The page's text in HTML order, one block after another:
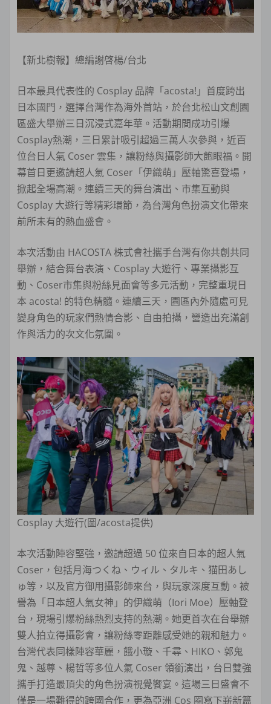
【新北樹報】總編謝啓楊/台北
日本最具代表性的 Cosplay 品牌「acosta!」首度跨出
日本國門，選擇台灣作為海外首站，於台北松山文創園
區盛大舉辦三日沉浸式嘉年華。活動期間成功引爆
Cosplay熱潮，三日累計吸引超過三萬人次參與，近百
位台日人氣 Coser 雲集，讓粉絲與攝影師大飽眼福。開
幕首日更邀請超人氣 Coser「伊織萌」壓軸驚喜登場，
掀起全場高潮。連續三天的舞台演出、市集互動與
Cosplay 大遊行等精彩環節，為台灣角色扮演文化帶來
前所未有的熱血盛會。
本次活動由 HACOSTA 株式會社攜手台灣有你共創共同
舉辦，結合舞台表演、Cosplay 大遊行、專業攝影互
動、Coser市集與粉絲見面會等多元活動，完整重現日
本 acosta! 的特色精髓。連續三天，園區內外隨處可見
變身角色的玩家們熱情合影、自由拍攝，營造出充滿創
作與活力的次文化氛圍。
Cosplay 大遊行(圖/acosta提供)
本次活動陣容堅強，邀請超過 50 位來自日本的超人氣
Coser，包括月海つくね、ウィル、タルキ、猫田あし
ゅ等，以及官方御用攝影師來台，與玩家深度互動。被
譽為「日本超人氣女神」的伊織萌（Iori Moe）壓軸登
台，現場引爆粉絲熱烈支持的熱潮。她更首次在台舉辦
雙人拍立得攝影會，讓粉絲零距離感受她的親和魅力。
台灣代表同樣陣容華麗，餓小璇、千尋、HIKO、郭鬼
鬼、越尊、楊哲等多位人氣 Coser 領銜演出，台日雙強
攜手打造最頂尖的角色扮演視覺饗宴。這場三日盛會不
僅是一場難得的跨國合作，更為亞洲 Cos 圈寫下嶄新篇